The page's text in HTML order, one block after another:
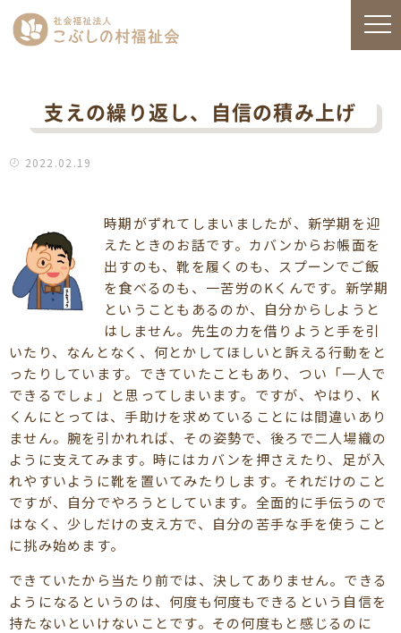
支えの繰り返し、自信の積み上げ
2022.02.19
時期がずれてしまいましたが、新学期を迎
えたときのお話です。カバンからお帳面を
出すのも、靴を履くのも、スプーンでご飯
を食べるのも、一苦労のKくんです。新学期
ということもあるのか、自分からしようと
はしません。先生の力を借りようと手を引
いたり、なんとなく、何とかしてほしいと訴える行動をと
ったりしています。できていたこともあり、つい「一人で
できるでしょ」と思ってしまいます。ですが、やはり、K
くんにとっては、手助けを求めていることには間違いあり
ません。腕を引かれれば、その姿勢で、後ろで二人場織の
ように支えてみます。時にはカバンを押さえたり、足が入
れやすいように靴を置いてみたりします。それだけのこと
ですが、自分でやろうとしています。全面的に手伝うので
はなく、少しだけの支え方で、自分の苦手な手を使うこと
に挑み始めます。
できていたから当たり前では、決してありません。できる
ようになるというのは、何度も何度もできるという自信を
持たないといけないことです。その何度もと感じるのに